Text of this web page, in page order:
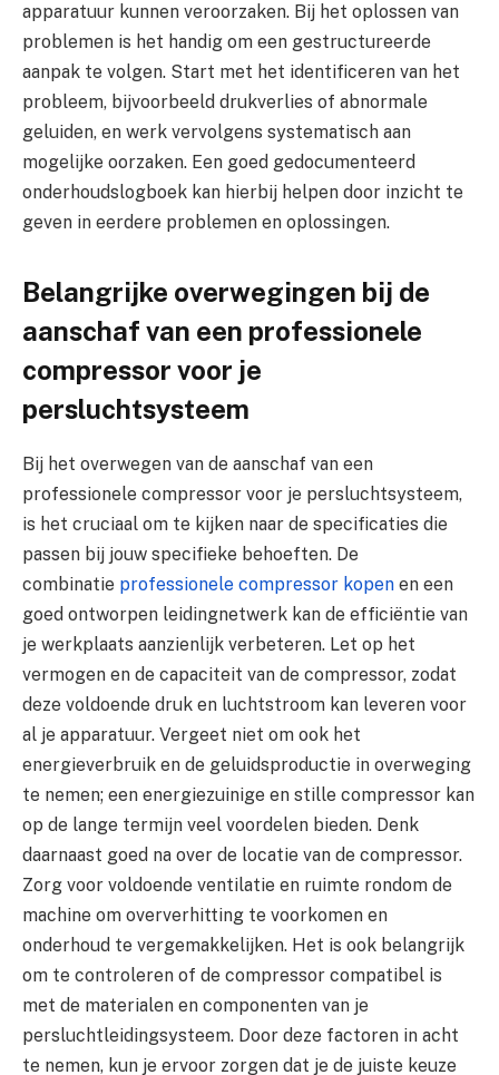
apparatuur kunnen veroorzaken. Bij het oplossen van
problemen is het handig om een gestructureerde
aanpak te volgen. Start met het identificeren van het
probleem, bijvoorbeeld drukverlies of abnormale
geluiden, en werk vervolgens systematisch aan
mogelijke oorzaken. Een goed gedocumenteerd
onderhoudslogboek kan hierbij helpen door inzicht te
geven in eerdere problemen en oplossingen.
Belangrijke overwegingen bij de
aanschaf van een professionele
compressor voor je
persluchtsysteem
Bij het overwegen van de aanschaf van een
professionele compressor voor je persluchtsysteem,
is het cruciaal om te kijken naar de specificaties die
passen bij jouw specifieke behoeften. De
combinatie professionele compressor kopen en een
goed ontworpen leidingnetwerk kan de efficiëntie van
je werkplaats aanzienlijk verbeteren. Let op het
vermogen en de capaciteit van de compressor, zodat
deze voldoende druk en luchtstroom kan leveren voor
al je apparatuur. Vergeet niet om ook het
energieverbruik en de geluidsproductie in overweging
te nemen; een energiezuinige en stille compressor kan
op de lange termijn veel voordelen bieden. Denk
daarnaast goed na over de locatie van de compressor.
Zorg voor voldoende ventilatie en ruimte rondom de
machine om oververhitting te voorkomen en
onderhoud te vergemakkelijken. Het is ook belangrijk
om te controleren of de compressor compatibel is
met de materialen en componenten van je
persluchtleidingsysteem. Door deze factoren in acht
te nemen, kun je ervoor zorgen dat je de juiste keuze